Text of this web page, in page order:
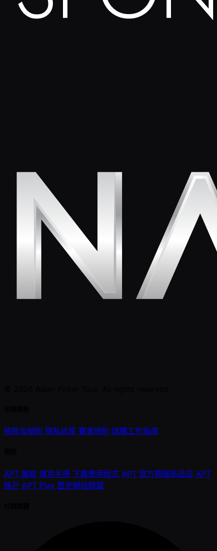
條款及細則 隱私政策 賽事規則 媒體工作指南
APT 連結 撲克手冊 下載應用程式 APT 官方周邊商品店 APT
帳戶 APT Play 歷史網站歸檔